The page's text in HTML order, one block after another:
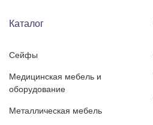
Каталог
Сейфы
Медицинская мебель и
оборудование
Металлическая мебель